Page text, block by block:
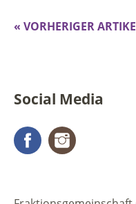
« VORHERIGER
Social Media
Facebook